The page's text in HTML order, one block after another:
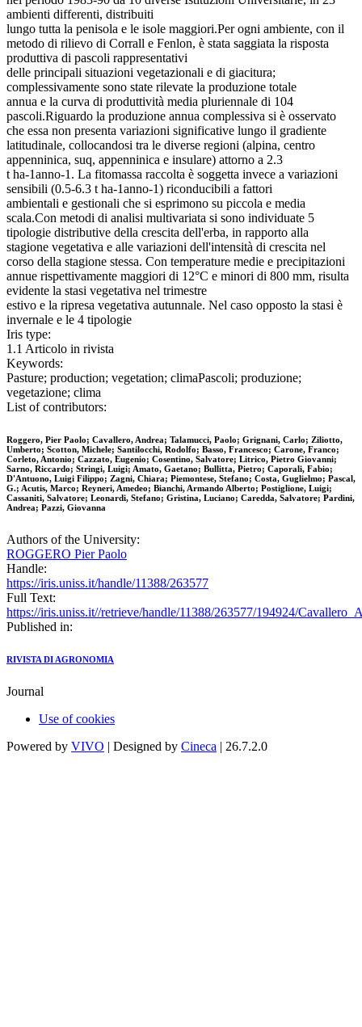
ambienti differenti, distribuiti
lungo tutta la penisola e le isole maggiori.Per ogni ambiente, con il
metodo di rilievo di Corrall e Fenlon, è stata saggiata la risposta
produttiva di pascoli rappresentativi
delle principali situazioni vegetazionali e di giacitura;
complessivamente sono state rilevate la produzione totale
annua e la curva di produttività media pluriennale di 104
pascoli.Riguardo la produzione annua complessiva si è osservato
che essa non presenta variazioni significative lungo il gradiente
latitudinale, collocandosi tra le diverse regioni (alpina, centro
appenninica, suq, appenninica e insulare) attorno a 2.3
t ha-1anno-1. La fitomassa raccolta è soggetta invece a variazioni
sensibili (0.5-6.3 t ha-1anno-1) riconducibili a fattori
ambientali e gestionali che si esprimono su piccola e media
scala.Con metodi di analisi multivariata si sono individuate 5
tipologie distributive della crescita dell'erba, in rapporto alla
stagione vegetativa e alle variazioni dell'intensità di crescita nel
corso della stagione stessa. Con temperature medie e precipitazioni
annue rispettivamente maggiori di 12°C e minori di 800 mm, risulta
evidente la stasi vegetativa nel trimestre
estivo e la ripresa vegetativa autunnale. Nel caso opposto la stasi è
invernale e le 4 tipologie
Iris type:
1.1 Articolo in rivista
Keywords:
Pasture; production; vegetation; climaPascoli; produzione;
vegetazione; clima
List of contributors:
Roggero, Pier Paolo; Cavallero, Andrea; Talamucci, Paolo; Grignani, Carlo; Ziliotto,
Umberto; Scotton, Michele; Santilocchi, Rodolfo; Basso, Francesco; Carone, Franco;
Corleto, Antonio; Cazzato, Eugenio; Cosentino, Salvatore; Litrico, Pietro Giovanni;
Sarno, Riccardo; Stringi, Luigi; Amato, Gaetano; Bullitta, Pietro; Caporali, Fabio;
D'Antuono, Luigi Filippo; Zagni, Chiara; Piemontese, Stefano; Costa, Guglielmo; Pascal,
G.; Acutis, Marco; Reyneri, Amedeo; Bianchi, Armando Alberto; Postiglione, Luigi;
Cassaniti, Salvatore; Leonardi, Stefano; Gristina, Luciano; Caredda, Salvatore; Pardini,
Andrea; Pazzi, Giovanna
Authors of the University:
ROGGERO Pier Paolo
Handle:
https://iris.uniss.it/handle/11388/263577
Full Text:
https://iris.uniss.it//retrieve/handle/11388/263577/194924/
Published in:
RIVISTA DI AGRONOMIA
Journal
Use of cookies
Powered by VIVO | Designed by Cineca | 26.7.2.0